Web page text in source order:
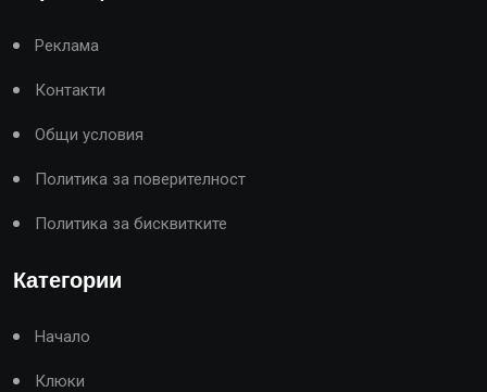
Реклама
Контакти
Общи условия
Политика за поверителност
Политика за бисквитките
Категории
Начало
Клюки